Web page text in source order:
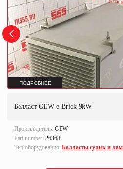
ПОДРОБНЕЕ
Балласт GEW e-Brick 9kW
Производитель: GEW
Part number: 26368
Тип оборудования: Балласты сушек и